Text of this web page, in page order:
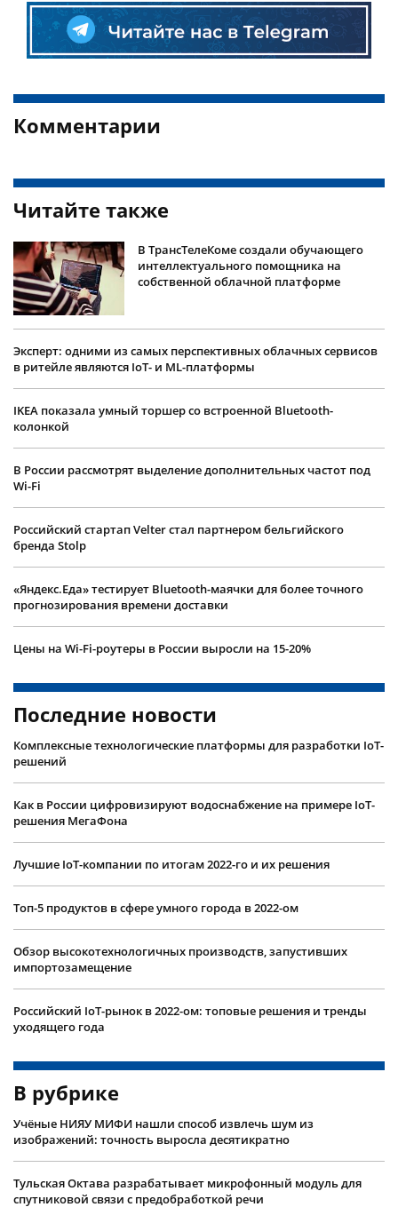
Комментарии
Читайте также
В ТрансТелеКоме создали обучающего
интеллектуального помощника на
собственной облачной платформе
Эксперт: одними из самых перспективных облачных сервисов
в ритейле являются IoT- и ML-платформы
IKEA показала умный торшер со встроенной Bluetooth-
колонкой
В России рассмотрят выделение дополнительных частот под
Wi-Fi
Российский стартап Velter стал партнером бельгийского
бренда Stolp
«Яндекс.Еда» тестирует Bluetooth-маячки для более точного
прогнозирования времени доставки
Цены на Wi-Fi-роутеры в России выросли на 15-20%
Последние новости
Комплексные технологические платформы для разработки IoT-
решений
Как в России цифровизируют водоснабжение на примере IoT-
решения МегаФона
Лучшие IoT-компании по итогам 2022-го и их решения
Топ-5 продуктов в сфере умного города в 2022-ом
Обзор высокотехнологичных производств, запустивших
импортозамещение
Российский IoT-рынок в 2022-ом: топовые решения и тренды
уходящего года
В рубрике
Учëные НИЯУ МИФИ нашли способ извлечь шум из
изображений: точность выросла десятикратно
Тульская Октава разрабатывает микрофонный модуль для
спутниковой связи с предобработкой речи